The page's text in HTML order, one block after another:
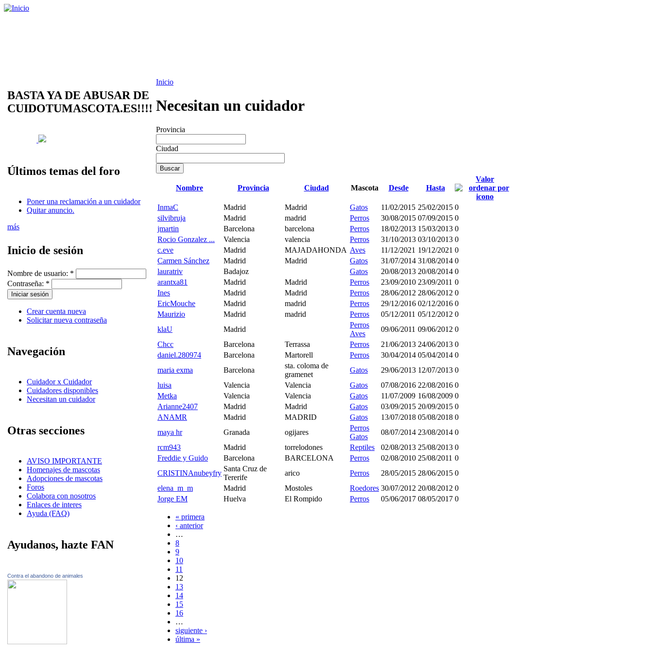
BASTA YA DE ABUSAR DE
CUIDOTUMASCOTA.ES!!!!
Últimos temas del foro
Poner una reclamación a un cuidador
Quitar anuncio.
más
Inicio de sesión
Nombre de usuario: *
Contraseña: *
Crear cuenta nueva
Solicitar nueva contraseña
Navegación
Cuidador x Cuidador
Cuidadores disponibles
Necesitan un cuidador
Otras secciones
AVISO IMPORTANTE
Homenajes de mascotas
Adopciones de mascotas
Foros
Colabora con nosotros
Enlaces de interes
Ayuda (FAQ)
Ayudanos, hazte FAN
Contra el abandono de animales
Inicio
Necesitan un cuidador
Provincia
Ciudad
Nombre Provincia Ciudad Mascota Desde Hasta
Valor
InmaC Madrid Madrid Gatos 11/02/2015 25/02/2015 0
silvibruja
Madrid madrid Perros 30/08/2015 07/09/2015 0
jmartin
Barcelona barcelona Perros 18/02/2013 15/03/2013 0
Rocio Gonzalez ...
Valencia valencia Perros 31/10/2013 03/10/2013 0
c.eve
Madrid MAJADAHONDA Aves 11/12/2021 19/12/2021 0
Carmen Sánchez
Madrid Madrid Gatos 31/07/2014 31/08/2014 0
lauratriv
Badajoz Gatos 20/08/2013 20/08/2014 0
arantxa81
Madrid Madrid Perros 23/09/2010 23/09/2011 0
Ines
Madrid Madrid Perros 28/06/2012 28/06/2012 0
EricMouche
Madrid madrid Perros 29/12/2016 02/12/2016 0
Maurizio
Madrid madrid Perros 05/12/2011 05/12/2012 0
klaU
Madrid
Perros
Aves
09/06/2011 09/06/2012 0
Chcc
Barcelona Terrassa Perros 21/06/2013 24/06/2013 0
daniel.280974
Barcelona Martorell Perros 30/04/2014 05/04/2014 0
maria exma
Barcelona
sta. coloma de
gramenet
Gatos 29/06/2013 12/07/2013 0
luisa
Valencia Valencia Gatos 07/08/2016 22/08/2016 0
Metka
Valencia Valencia Gatos 11/07/2009 16/08/2009 0
Arianne2407
Madrid Madrid Gatos 03/09/2015 20/09/2015 0
ANAMR
Madrid MADRID Gatos 13/07/2018 05/08/2018 0
maya hr
Granada ogijares
Perros
Gatos
08/07/2014 23/08/2014 0
rcm943
Madrid torrelodones Reptiles 02/08/2013 25/08/2013 0
Freddie y Guido
Barcelona BARCELONA Perros 02/08/2010 25/08/2011 0
CRISTINAnubeyfry
Santa Cruz de
Tererife
arico Perros 28/05/2015 28/06/2015 0
elena_m_m
Madrid Mostoles Roedores 30/07/2012 20/08/2012 0
Jorge EM
Huelva El Rompido Perros 05/06/2017 08/05/2017 0
« primera
‹ anterior
…
8
9
10
11
12
13
14
15
16
…
siguiente ›
última »